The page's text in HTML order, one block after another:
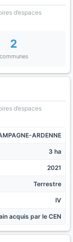
d’espaces
2
communes
d’espaces
ARDENNE
3 ha
2021
Terrestre
IV
acquis par le CEN